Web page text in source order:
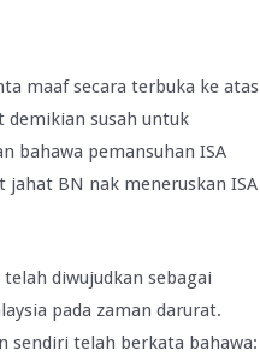
maaf secara terbuka ke atas
demikian susah untuk
bahawa pemansuhan ISA
BN nak meneruskan ISA
diwujudkan sebagai
pada zaman darurat.
sendiri telah berkata bahawa: